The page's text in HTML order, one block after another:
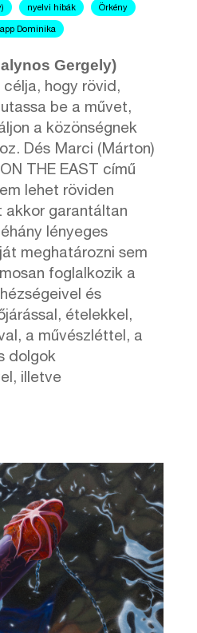
nyelvi hibák Örkény
Dominika
Gergely)
hogy rövid,
be a művet,
a közönségnek
Dés Marci (Márton)
THE EAST című
lehet röviden
akkor garantáltan
lényeges
meghatározni sem
foglalkozik a
és
ételekkel,
a művészléttel, a
dolgok
illetve